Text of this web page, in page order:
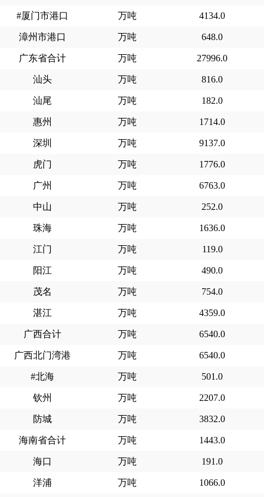
#厦门市港口 万吨 4134.0
漳州市港口 万吨 648.0
广东省合计 万吨 27996.0
汕头 万吨 816.0
汕尾 万吨 182.0
惠州 万吨 1714.0
深圳 万吨 9137.0
虎门 万吨 1776.0
广州 万吨 6763.0
中山 万吨 252.0
珠海 万吨 1636.0
江门 万吨 119.0
阳江 万吨 490.0
茂名 万吨 754.0
湛江 万吨 4359.0
广西合计 万吨 6540.0
广西北门湾港 万吨 6540.0
#北海 万吨 501.0
钦州 万吨 2207.0
防城 万吨 3832.0
海南省合计 万吨 1443.0
海口 万吨 191.0
洋浦 万吨 1066.0